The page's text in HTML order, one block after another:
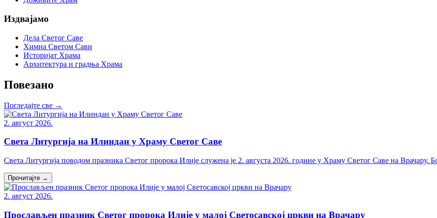
Издвајамо
Дела Светог Саве
Химна Светом Сави
Историјат Храма
Архитектура и градња Храма
Повезано
Погледајте све →
2. август 2026.
Света Литургија на Илиндан у Храму Светог Саве
Света Литургија поводом празника Светог пророка Илије служена је 2. августа 2026. године у Храму Светог Саве на
Прочитајте →
2. август 2026.
Прослављен празник Светог пророка Илије у малој Светосавској цркви на Врачару